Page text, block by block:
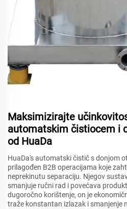
Maksimizirajte
automatskim čistiocem i
od HuaDa
HuaDa's automatski čistič s donjom
prilagođen B2B operacijama koje
neprekinutu separaciju. Njegov
smanjuje ručni rad i povećava
dugoročno korištenje, on je
traže konstantan izlazak i smanjenje